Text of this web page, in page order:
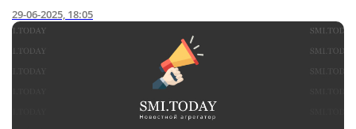
29-06-2025, 18:05